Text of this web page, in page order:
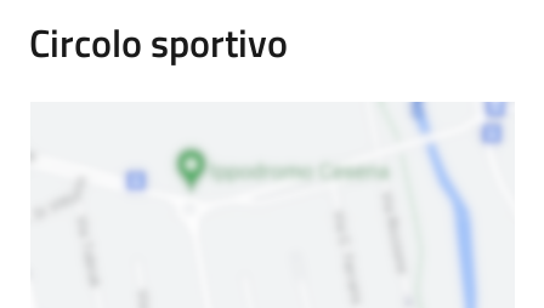
Circolo sportivo